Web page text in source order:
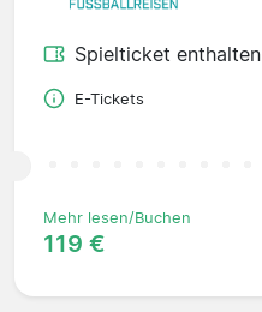
Spielticket enthalten
E-Tickets
Mehr lesen/Buchen
119 €